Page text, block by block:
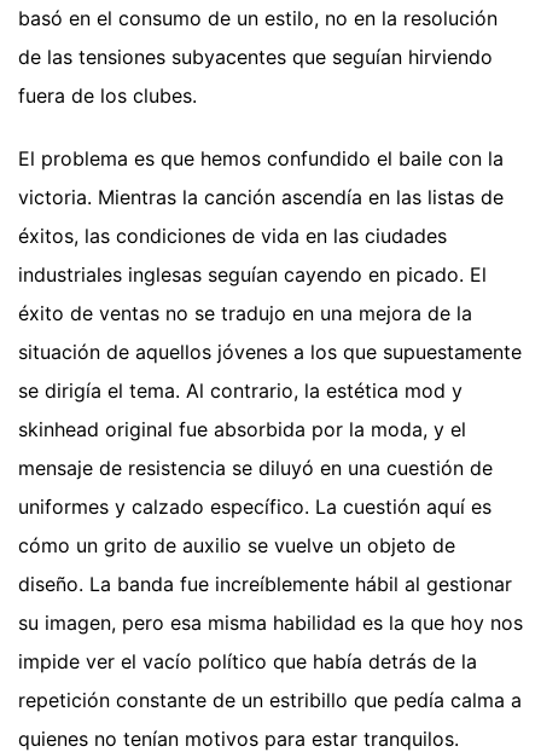
basó en el consumo de un estilo, no en la resolución
de las tensiones subyacentes que seguían hirviendo
fuera de los clubes.
El problema es que hemos confundido el baile con la
victoria. Mientras la canción ascendía en las listas de
éxitos, las condiciones de vida en las ciudades
industriales inglesas seguían cayendo en picado. El
éxito de ventas no se tradujo en una mejora de la
situación de aquellos jóvenes a los que supuestamente
se dirigía el tema. Al contrario, la estética mod y
skinhead original fue absorbida por la moda, y el
mensaje de resistencia se diluyó en una cuestión de
uniformes y calzado específico. La cuestión aquí es
cómo un grito de auxilio se vuelve un objeto de
diseño. La banda fue increíblemente hábil al gestionar
su imagen, pero esa misma habilidad es la que hoy nos
impide ver el vacío político que había detrás de la
repetición constante de un estribillo que pedía calma a
quienes no tenían motivos para estar tranquilos.